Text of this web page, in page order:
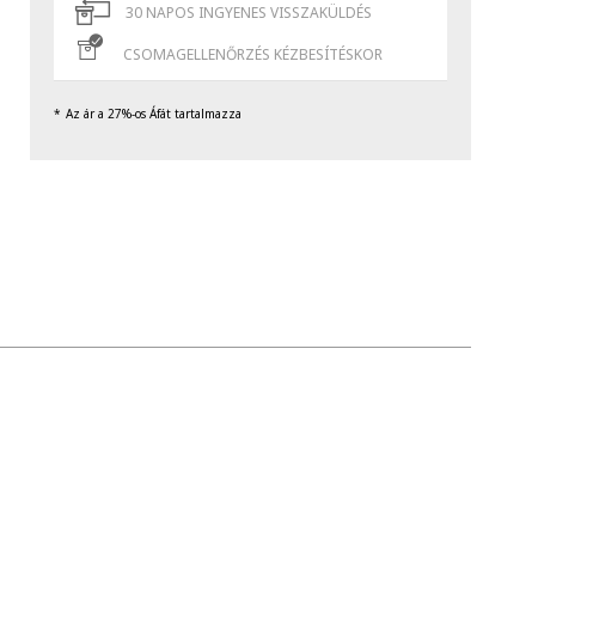
30 NAPOS INGYENES VISSZAKÜLDÉS
CSOMAGELLENŐRZÉS KÉZBESÍTÉSKOR
Az ár a 27%-os Áfát tartalmazza